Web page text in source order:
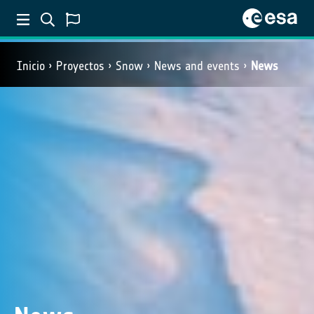
Inicio Proyectos Snow News and events News